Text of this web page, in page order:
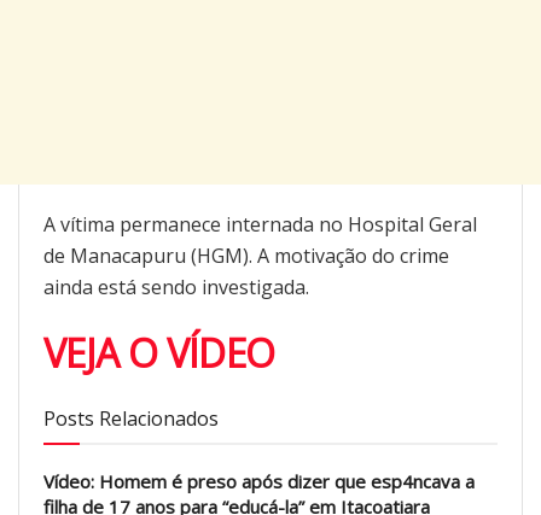
A vítima permanece internada no Hospital Geral
de Manacapuru (HGM). A motivação do crime
ainda está sendo investigada.
VEJA O VÍDEO
Posts Relacionados
Vídeo: Homem é preso após dizer que esp4ncava a
filha de 17 anos para “educá-la” em Itacoatiara